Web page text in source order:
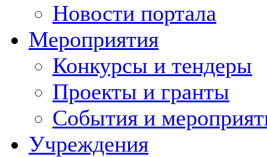
Новости портала
Мероприятия
Конкурсы и тендеры
Проекты и гранты
События и
Учреждения